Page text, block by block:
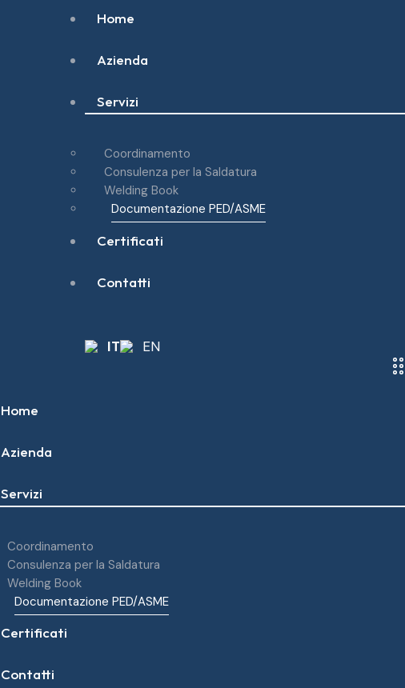
Home
Azienda
Servizi
Coordinamento
Consulenza per la Saldatura
Welding Book
Documentazione PED/ASME
Certificati
Contatti
IT EN
Home
Azienda
Servizi
Coordinamento
Consulenza per la Saldatura
Welding Book
Documentazione PED/ASME
Certificati
Contatti